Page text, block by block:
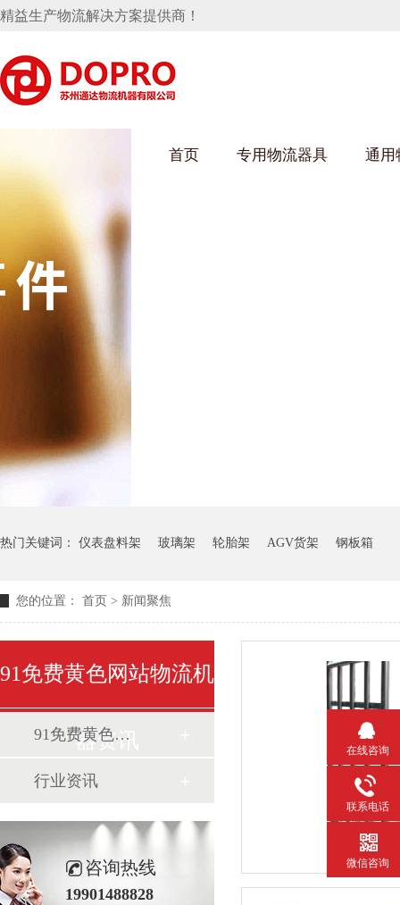
精益生产物流解决方案提供商！
首页 专用物流器具
91免费污污网站架
丝车/纺丝车
通用
钢板箱
货架系统
化纤纺织行业
化工行业
热门关键词： 仪表盘料架 玻璃架 轮胎架 AGV货架 钢板箱
您的位置： 首页 > 新闻聚焦
91免费黄色网站物流机
器资讯
91免费黄色网站动态
行业资讯
咨询热线
19901488828
在线咨询
联系电话
微信咨询